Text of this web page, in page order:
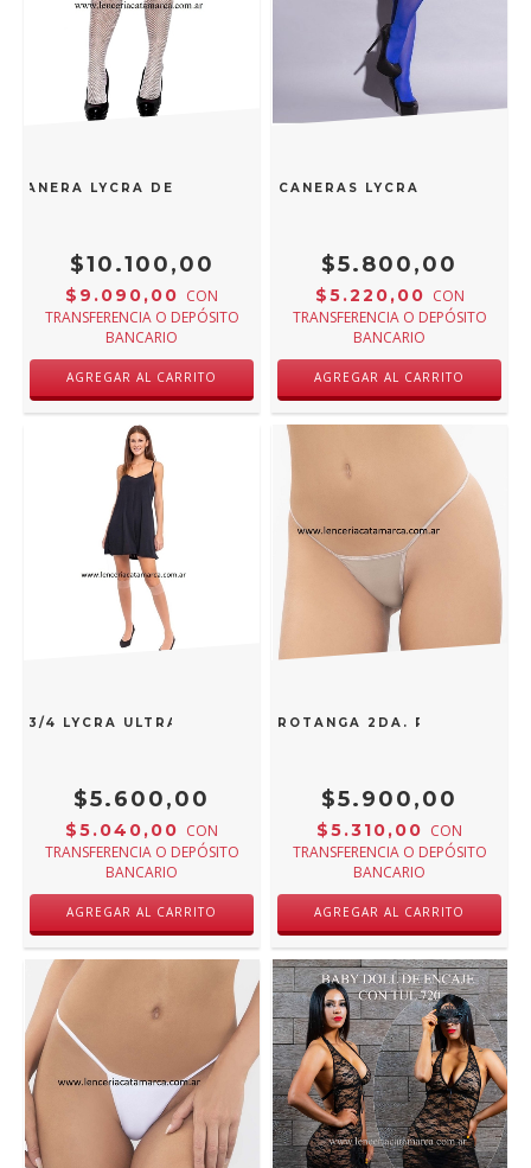
LYCRA DE RED CON LIGA 102B
$10.100,00
$9.090,00 CON
TRANSFERENCIA O DEPÓSITO
BANCARIO
AGREGAR AL CARRITO
MALENA MEDIA BUCANERAS LYCRA SEMI
$5.800,00
$5.220,00 CON
TRANSFERENCIA O DEPÓSITO
BANCARIO
AGREGAR AL CARRITO
3/4 LYCRA ULTRA OPACA 14C32
$5.600,00
$5.040,00 CON
TRANSFERENCIA O DEPÓSITO
BANCARIO
AGREGAR AL CARRITO
COCOT MICROTANGA 2DA. PIEL 6196AV
$5.900,00
$5.310,00 CON
TRANSFERENCIA O DEPÓSITO
BANCARIO
AGREGAR AL CARRITO